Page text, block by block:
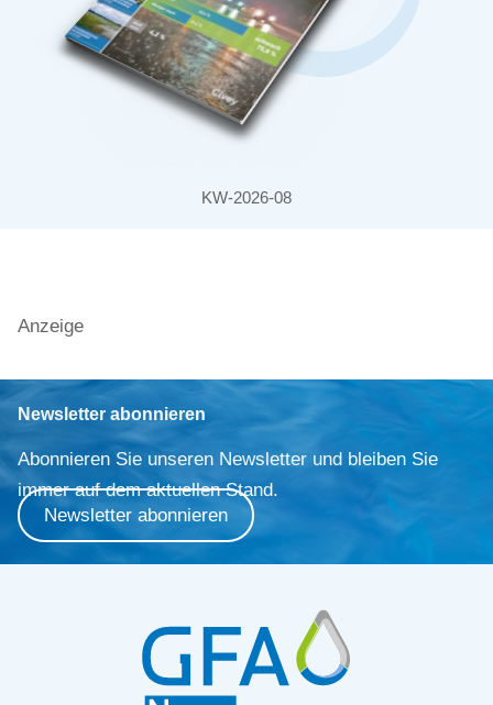
KW-2026-08
Anzeige
Newsletter abonnieren
Abonnieren Sie unseren Newsletter und bleiben Sie
immer auf dem aktuellen Stand.
Newsletter abonnieren